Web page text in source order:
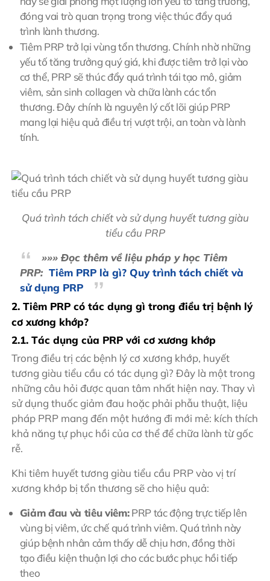
đóng vai trò quan trọng trong việc thúc đẩy quá
trình lành thương.
Tiêm PRP trở lại vùng tổn thương. Chính nhờ những
yếu tố tăng trưởng quý giá, khi được tiêm trở lại vào
cơ thể, PRP sẽ thúc đẩy quá trình tái tạo mô, giảm
viêm, sản sinh collagen và chữa lành các tổn
thương. Đây chính là nguyên lý cốt lõi giúp PRP
mang lại hiệu quả điều trị vượt trội, an toàn và lành
tính.
Quá trình tách chiết và sử dụng huyết tương giàu
tiểu cầu PRP
»»» Đọc thêm về liệu pháp y học Tiêm
PRP: Tiêm PRP là gì? Quy trình tách chiết và
sử dụng PRP
2. Tiêm PRP có tác dụng gì trong điều trị bệnh lý
cơ xương khớp?
2.1. Tác dụng của PRP với cơ xương khớp
Trong điều trị các bệnh lý cơ xương khớp, huyết
tương giàu tiểu cầu có tác dụng gì? Đây là một trong
những câu hỏi được quan tâm nhất hiện nay. Thay vì
sử dụng thuốc giảm đau hoặc phải phẫu thuật, liệu
pháp PRP mang đến một hướng đi mới mẻ: kích thích
khả năng tự phục hồi của cơ thể để chữa lành từ gốc
rễ.
Khi tiêm huyết tương giàu tiểu cầu PRP vào vị trí
xương khớp bị tổn thương sẽ cho hiệu quả:
Giảm đau và tiêu viêm:PRP tác động trực tiếp lên
vùng bị viêm, ức chế quá trình viêm. Quá trình này
giúp bệnh nhân cảm thấy dễ chịu hơn, đồng thời
tạo điều kiện thuận lợi cho các bước phục hồi tiếp
theo